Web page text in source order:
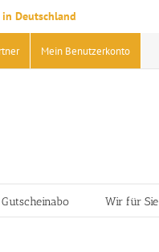
Deutschland
Mein Benutzerkonto
Gutscheinabo Wir für Sie